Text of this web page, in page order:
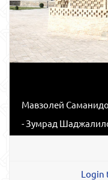
Мавзолей
- Зумрад
Login